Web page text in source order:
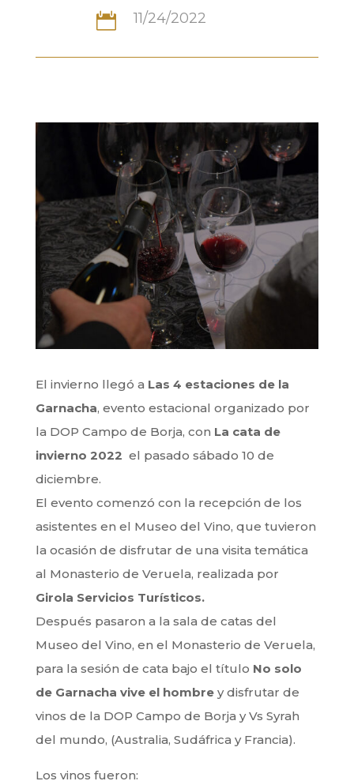
 11/24/2022
El invierno llegó a Las 4 estaciones de la
Garnacha, evento estacional organizado por
la DOP Campo de Borja, con La cata de
invierno 2022 el pasado sábado 10 de
diciembre.
El evento comenzó con la recepción de los
asistentes en el Museo del Vino, que tuvieron
la ocasión de disfrutar de una visita temática
al Monasterio de Veruela, realizada por
Girola Servicios Turísticos.
Después pasaron a la sala de catas del
Museo del Vino, en el Monasterio de Veruela,
para la sesión de cata bajo el título No solo
de Garnacha vive el hombrey disfrutar de
vinos de la DOP Campo de Borja y Vs Syrah
del mundo, (Australia, Sudáfrica y Francia).
Los vinos fueron: